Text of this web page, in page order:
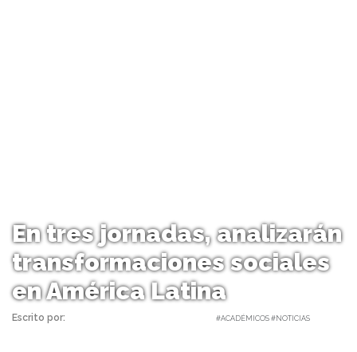
En tres jornadas, analizarán
transformaciones sociales
en América Latina
Escrito por: #ACADÉMICOS #NOTICIAS